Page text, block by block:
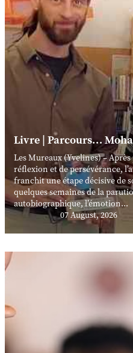
Livre | Parcours…
Les Mureaux (Yvelines) –
réflexion et de persévérance,
franchit une étape décisive de
quelques semaines de la
autobiographique, l’émotion...
07 August, 2026